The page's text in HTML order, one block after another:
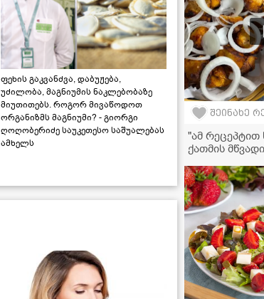
ფეხის გაკვანძვა, დაბუჟება,
უძილობა, მაგნიუმის ნაკლებობაზე
მიუთითებს. როგორ მივაწოდოთ
ორგანიზმს მაგნიუმი? - გიორგი
ღოღობერიძე საუკეთესო საშუალებას
ამხელს
შეინახე
"ამ რეცეპტით
ქათმის
მკითხველის